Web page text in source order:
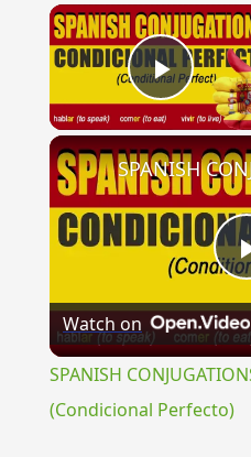
Play
Watch on
SPANISH
(Condicional Perfecto)